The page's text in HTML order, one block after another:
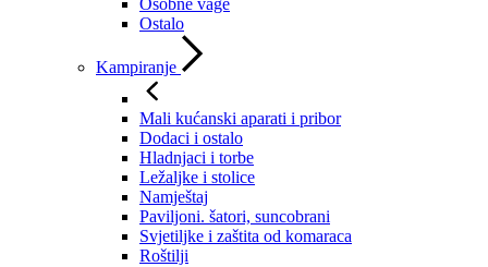
Ostalo
Kampiranje
Mali kućanski aparati i pribor
Dodaci i ostalo
Hladnjaci i torbe
Ležaljke i stolice
Namještaj
Paviljoni. šatori, suncobrani
Svjetiljke i zaštita od komaraca
Roštilji